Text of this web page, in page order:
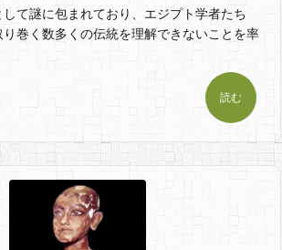
て謎に包まれており、エジプト学者たち
巻く数多くの伝統を理解できないことを率
読む